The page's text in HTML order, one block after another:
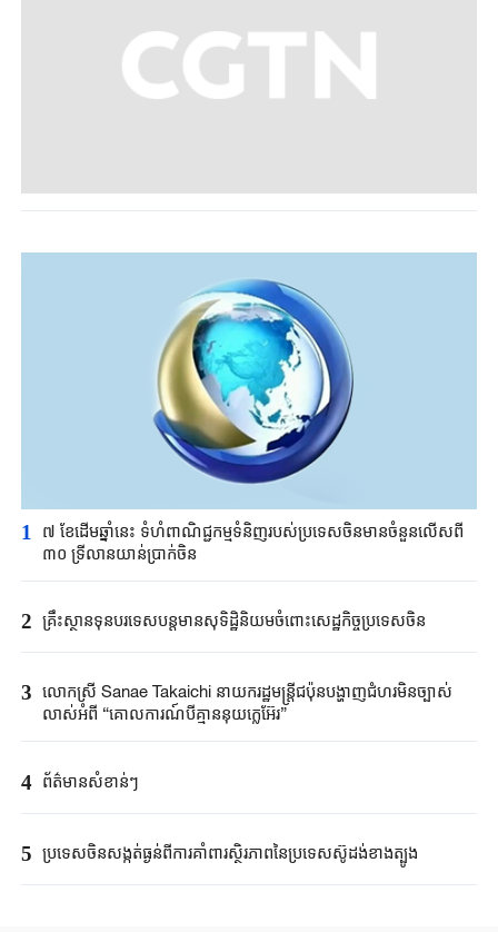
1
៧ ខែដើមឆ្នាំនេះ ទំហំពាណិជ្ជកម្មទំនិញរបស់ប្រទេសចិនមានចំនួនលើសពី
៣០ ទ្រីលានយាន់ប្រាក់ចិន
2 គ្រឹះស្ថាន​ទុនបរទេស​បន្តមាន​សុទិដ្ឋិនិយម​ចំពោះសេដ្ឋកិច្ច​ប្រទេសចិន​​
3 លោកស្រី Sanae ​Takaichi ​នាយករដ្ឋមន្ត្រី​ជប៉ុន​បង្ហាញជំហរមិន​ច្បាស់​
លាស់​អំពី ​“គោលការណ៍បី​គ្មាននុយក្លេអ៊ែរ​”​
4 ព័ត៌មានសំខាន់ៗ
5 ប្រទេសចិនសង្កត់ធ្ងន់ពីការគាំពារស្ថិរភាពនៃប្រទេសស៊ូដង់ខាងត្បូង